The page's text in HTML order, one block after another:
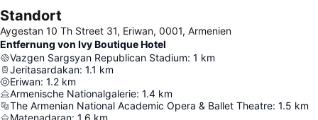
Standort
Aygestan 10 Th Street 31, Eriwan, 0001, Armenien
Entfernung von Ivy Boutique Hotel
Vazgen Sargsyan Republican Stadium: 1 km
Jeritasardakan: 1.1 km
Eriwan: 1.2 km
Armenische Nationalgalerie: 1.4 km
The Armenian National Academic Opera & Ballet Theatre: 1.5 km
Matenadaran: 1.6 km